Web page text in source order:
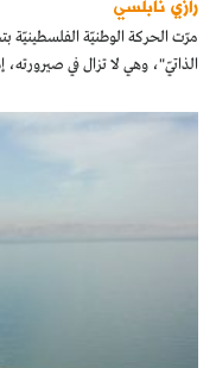
رازي نابلسي
مرّت الحركة الوطنيّة
الذاتيّ"، وهي لا تزال في صيرورته،